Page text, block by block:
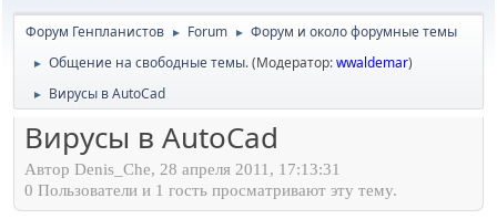
Форум Генпланистов ► Forum ► Форум и около форумные темы
► Общение на свободные темы.(Модератор:wwaldemar)
► Вирусы в AutoCad
Вирусы в AutoCad
Автор Denis_Che, 28 апреля 2011, 17:13:31
0 Пользователи и 1 гость просматривают эту тему.